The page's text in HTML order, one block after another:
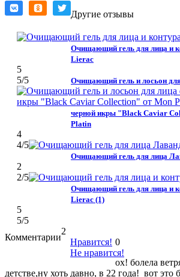
Другие отзывы
Очищающий гель для лица и
Lierac
5
5/5 Очищающий гель и лосьон
черной икры "Black Caviar
Platin
4
4/5
Очищающий гель для лица
2
2/5
Очищающий гель для лица и
Lierac (1)
5
5/5
Комментарии
2
Нравится!
Не нравится!
0
ох! болела
детстве,ну хоть давно, в 22 года! вот это